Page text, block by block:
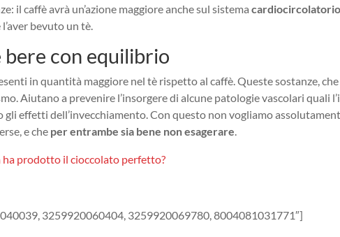
il caffè avrà un’azione maggiore anche sul sistema
bevuto un tè.
bere con equilibrio
in quantità maggiore nel tè rispetto al caffè. Queste sostanze,
Aiutano a prevenire l’insorgere di alcune patologie vascolari quali
effetti dell’invecchiamento. Con questo non vogliamo
e che per entrambe sia bene non esagerare.
ha prodotto il cioccolato perfetto?
3259920060404, 3259920069780, 8004081031771″]